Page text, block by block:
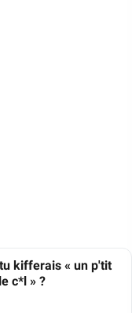
kifferais « un p'tit
c*l » ?